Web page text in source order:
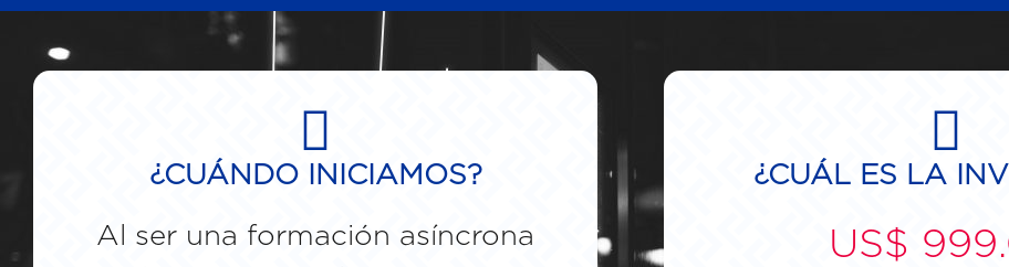
¿CUÁNDO INICIAMOS?
Al ser una formación asíncrona
¿CUÁL ES LA
US$